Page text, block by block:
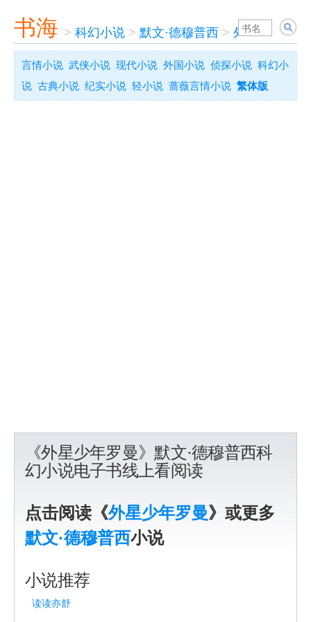
书海 > 科幻小说 > 默文·德穆普西 > 外星少年罗曼
言情小说 武侠小说 现代小说 外国小说 侦探小说 科幻小
说 古典小说 纪实小说 轻小说 蔷薇言情小说 繁体版
《外星少年罗曼》默文·德穆普西科
幻小说电子书线上看阅读
点击阅读《外星少年罗曼》或更多
默文·德穆普西小说
小说推荐
读读亦舒